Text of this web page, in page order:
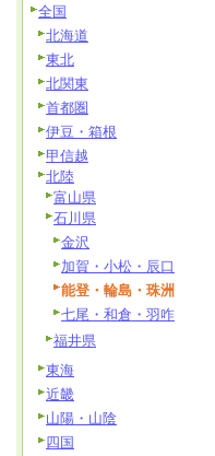
全国
北海道
東北
北関東
首都圏
伊豆・箱根
甲信越
北陸
富山県
石川県
金沢
加賀・小松・辰口
能登・輪島・珠洲
七尾・和倉・羽咋
福井県
東海
近畿
山陽・山陰
四国